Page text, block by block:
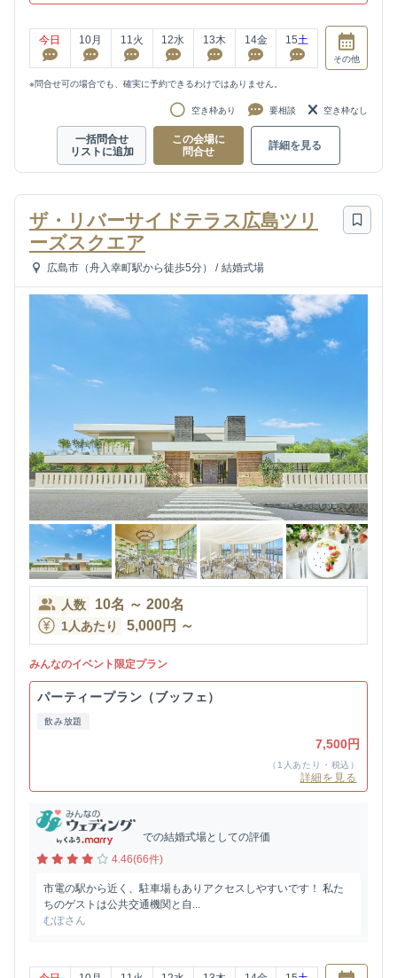
今日 10月 11火 12水 13木 14金 15土
その他
※問合せ可の場合でも、確実に予約できるわけではありません。
空き枠あり 要相談 空き枠なし
一括問合せ
リストに追加
この会場に
問合せ
詳細を見る
ザ・リバーサイドテラス広島ツリ
ーズスクエア
広島市（舟入幸町駅から徒歩5分） / 結婚式場
人数 10名 ～ 200名
1人あたり 5,000円 ～
みんなのイベント限定プラン
パーティープラン（ブッフェ）
飲み放題
7,500円
（1人あたり・税込）
詳細を見る
での結婚式場としての評価
4.46(66件)
市電の駅から近く、駐車場もありアクセスしやすいです！ 私た
ちのゲストは公共交通機関と自...
むぽさん